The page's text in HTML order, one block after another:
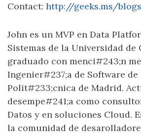
Contact: http://geeks.ms/
John es un MVP en Data
Sistemas de la Universidad de
graduado con menci#243;n
Ingenier#237;a de Software
Polit#233;cnica de Madrid.
desempe#241;a como
Datos y en soluciones Cloud.
la comunidad de